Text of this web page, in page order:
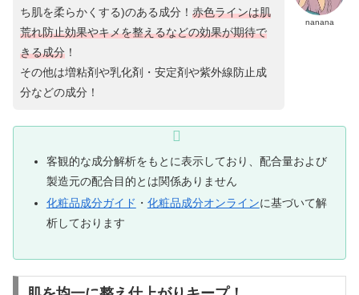
nanana
ち肌を柔らかくする)のある成分！ 赤色ラインは肌
荒れ防止効果やキメを整えるなどの効果が期待で
きる成分 ！
その他は増粘剤や乳化剤・安定剤や紫外線防止成
分などの成分！
客観的な成分解析をもとに表示しており、配合量および
製造元の配合目的とは関係ありません
化粧品成分ガイド ・ 化粧品成分オンラインに基づいて解
析しております